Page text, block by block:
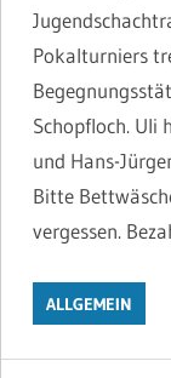
Pokalturniers
Schopfloch. Uli
und Hans-
Bitte
vergessen.
ALLGEMEIN